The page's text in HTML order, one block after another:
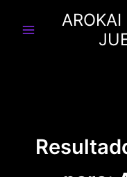
AROKAI